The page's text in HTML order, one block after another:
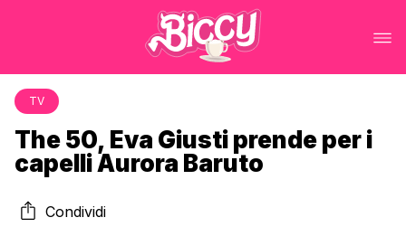
TV
The 50, Eva Giusti prende per i
capelli Aurora Baruto
Condividi